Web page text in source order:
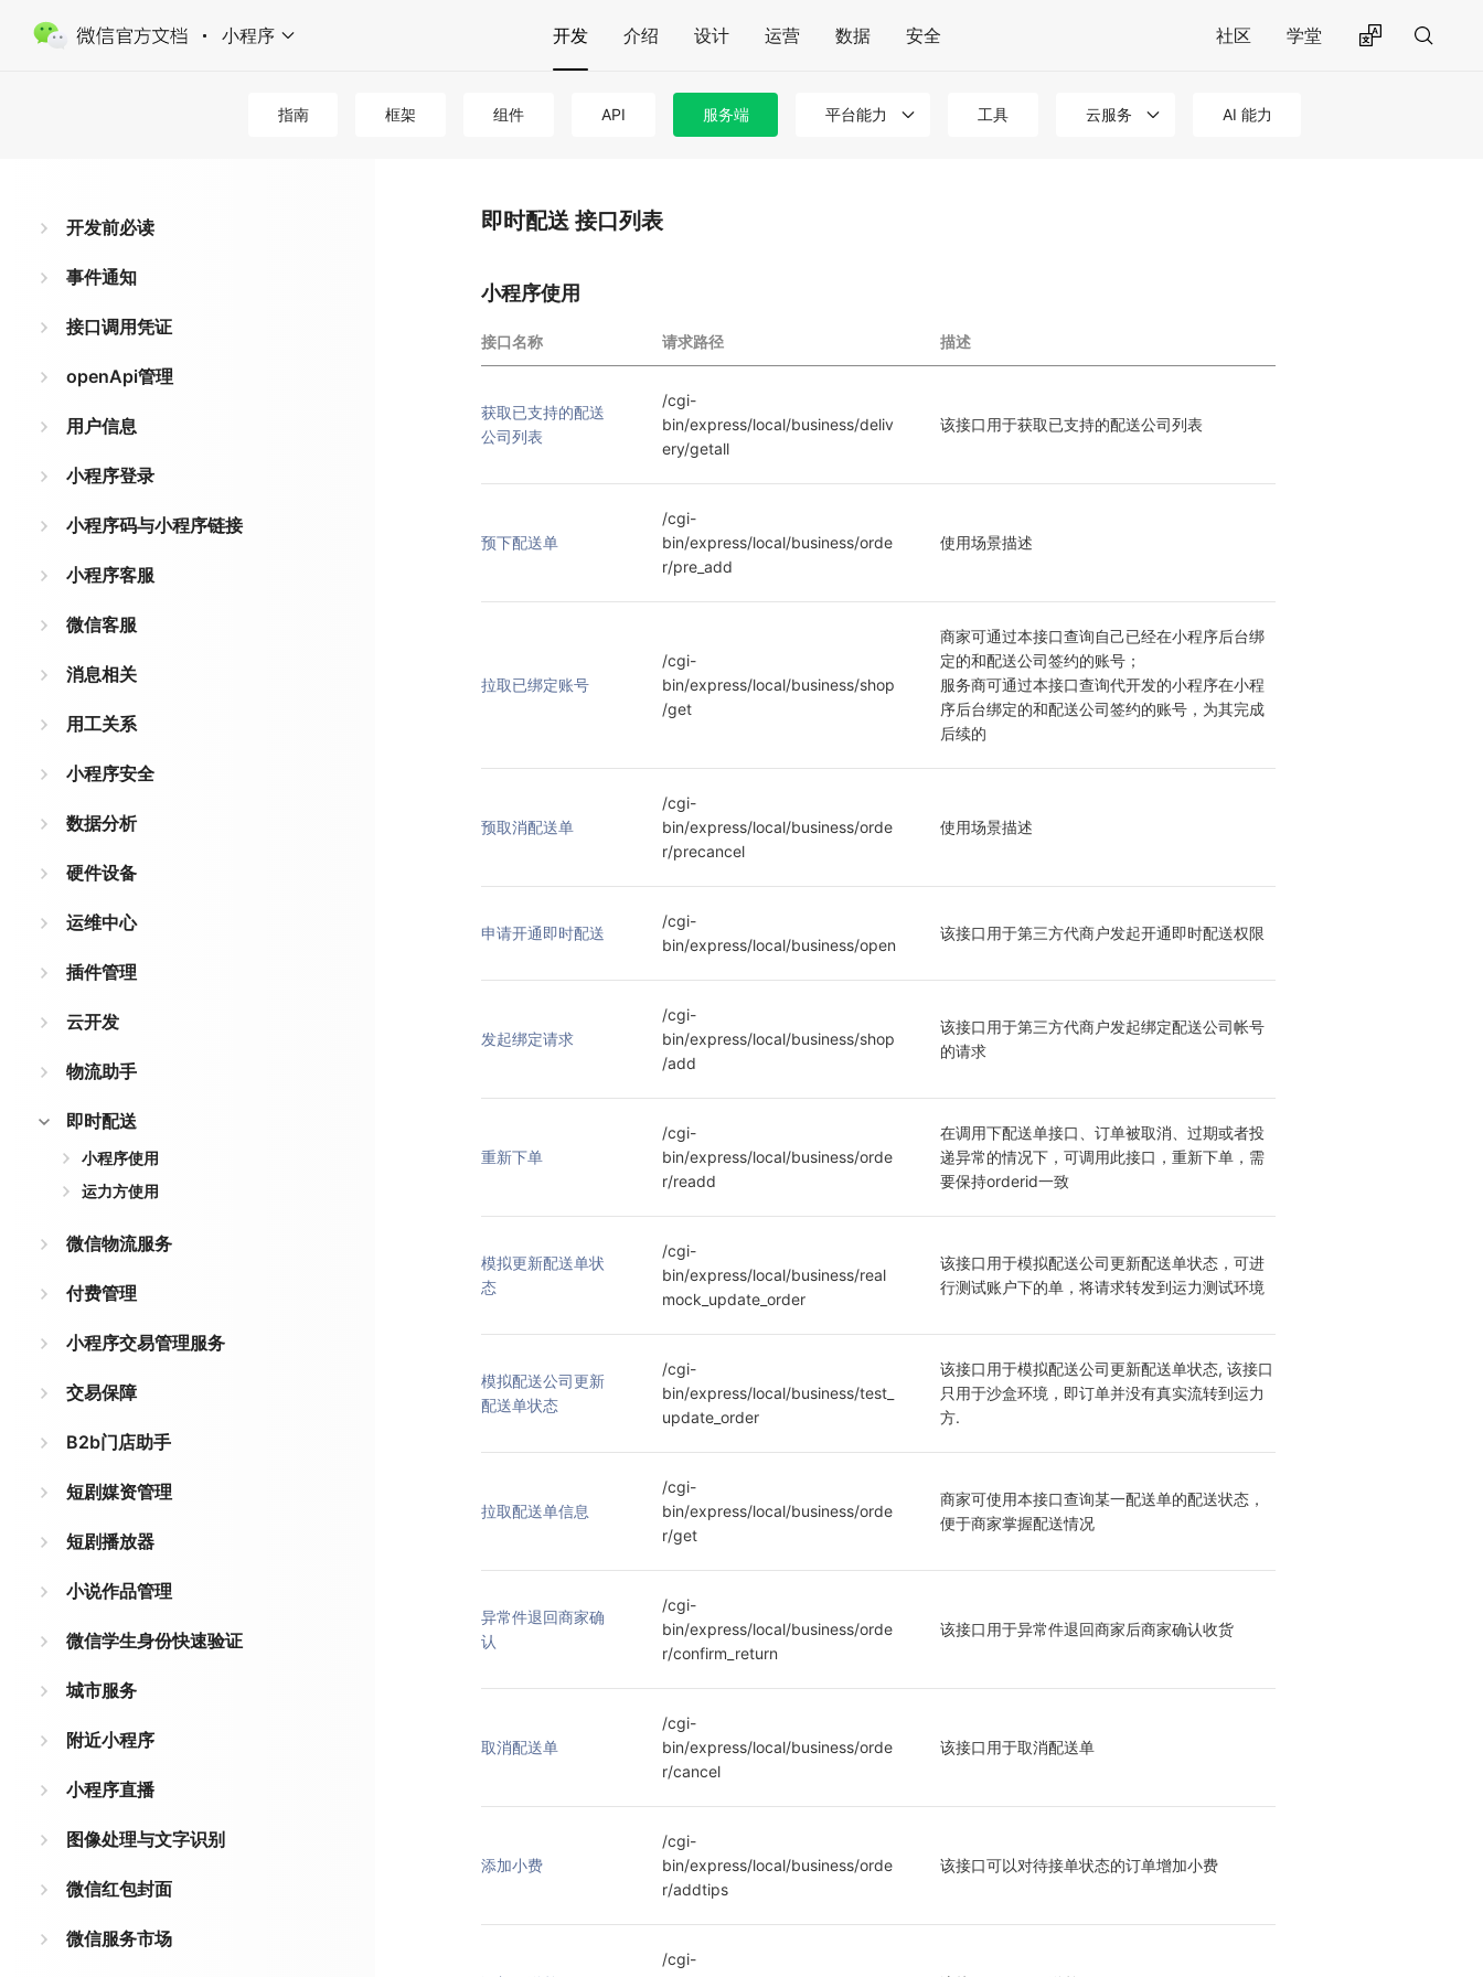
小程序 开发 介绍 设计 运营 数据 安全 社区 学堂
指南 框架 组件 API 服务端 平台能力 工具 云服务 AI 能力
开发前必读
事件通知
接口调用凭证
openApi管理
用户信息
小程序登录
小程序码与小程序链接
小程序客服
微信客服
消息相关
用工关系
小程序安全
数据分析
硬件设备
运维中心
插件管理
云开发
物流助手
即时配送
小程序使用
运力方使用
微信物流服务
付费管理
小程序交易管理服务
交易保障
B2b门店助手
短剧媒资管理
短剧播放器
小说作品管理
微信学生身份快速验证
城市服务
附近小程序
小程序直播
图像处理与文字识别
微信红包封面
微信服务市场
即时配送 接口列表
小程序使用
接口名称 请求路径 描述
获取已支持的配送
公司列表
/cgi-
bin/express/local/business/deliv
ery/getall
该接口用于获取已支持的配送公司列表
预下配送单
/cgi-
bin/express/local/business/orde
r/pre_add
使用场景描述
拉取已绑定账号
/cgi-
bin/express/local/business/shop
/get
商家可通过本接口查询自己已经在小程序后台绑
定的和配送公司签约的账号；
服务商可通过本接口查询代开发的小程序在小程
序后台绑定的和配送公司签约的账号，为其完成
后续的
预取消配送单
/cgi-
bin/express/local/business/orde
r/precancel
使用场景描述
申请开通即时配送
/cgi-
bin/express/local/business/open
该接口用于第三方代商户发起开通即时配送权限
发起绑定请求
/cgi-
bin/express/local/business/shop
/add
该接口用于第三方代商户发起绑定配送公司帐号
的请求
重新下单
/cgi-
bin/express/local/business/orde
r/readd
在调用下配送单接口、订单被取消、过期或者投
递异常的情况下，可调用此接口，重新下单，需
要保持orderid一致
模拟更新配送单状
态
/cgi-
bin/express/local/business/real
mock_update_order
该接口用于模拟配送公司更新配送单状态，可进
行测试账户下的单，将请求转发到运力测试环境
模拟配送公司更新
配送单状态
/cgi-
bin/express/local/business/test_
update_order
该接口用于模拟配送公司更新配送单状态, 该接口
只用于沙盒环境，即订单并没有真实流转到运力
方.
拉取配送单信息
/cgi-
bin/express/local/business/orde
r/get
商家可使用本接口查询某一配送单的配送状态，
便于商家掌握配送情况
异常件退回商家确
认
/cgi-
bin/express/local/business/orde
r/confirm_return
该接口用于异常件退回商家后商家确认收货
取消配送单
/cgi-
bin/express/local/business/orde
r/cancel
该接口用于取消配送单
添加小费
/cgi-
bin/express/local/business/orde
r/addtips
该接口可以对待接单状态的订单增加小费
/cgi-